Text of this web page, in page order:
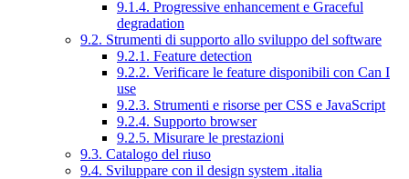
9.1.4. Progressive enhancement e Graceful
degradation
9.2. Strumenti di supporto allo sviluppo del software
9.2.1. Feature detection
9.2.2. Verificare le feature disponibili con Can I
use
9.2.3. Strumenti e risorse per CSS e JavaScript
9.2.4. Supporto browser
9.2.5. Misurare le prestazioni
9.3. Catalogo del riuso
9.4. Sviluppare con il design system .italia